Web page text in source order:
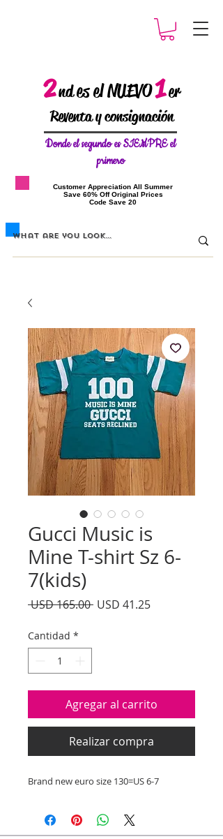
2ndes el NUEVO1er
Reventa y consignación
Donde elsegundo es SIEMPRE el
primero
​Customer Appreciation All Summer
​Save 60% Off Original Prices
​Code Save 20
Gucci Music is
Mine T-shirt Sz 6-
7(kids)
USD 165.00 Precio
USD 41.25Precio
Cantidad *
Agregar al carrito
Realizar compra
Brand new euro size 130=US 6-7